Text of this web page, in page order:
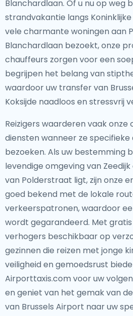
Blanchardlaan. Of u nu op weg
strandvakantie langs
vele charmante woningen aan
Blanchardlaan bezoekt, onze
chauffeurs zorgen voor een
begrijpen het belang van
waardoor uw transfer van
Koksijde naadloos en stressvrij
Reizigers waarderen vaak
diensten wanneer ze specifieke
bezoeken. Als uw bestemming
levendige omgeving van
van Polderstraat ligt, zijn onze
goed bekend met de lokale
verkeerspatronen, waardoor
wordt gegarandeerd. Met
verhogers beschikbaar op
gezinnen die reizen met jonge
veiligheid en gemoedsrust
Airporttaxis.com voor uw
en geniet van het gemak van
van Brussels Airport naar uw